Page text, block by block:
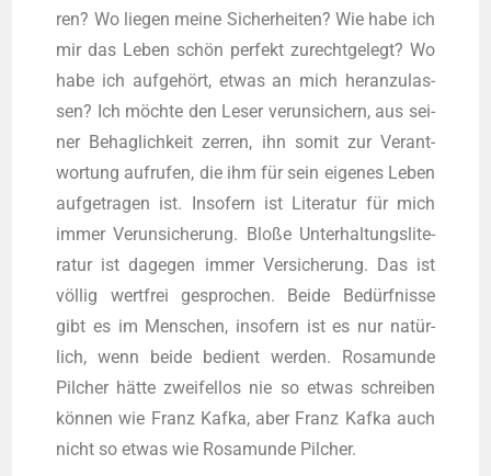
ren? Wo lie­gen mei­ne Sicher­hei­ten? Wie habe ich
mir das Leben schön per­fekt zurecht­ge­legt? Wo
habe ich auf­ge­hört, etwas an mich her­an­zu­las­
sen? Ich möch­te den Leser ver­un­si­chern, aus sei­
ner Behag­lich­keit zer­ren, ihn somit zur Ver­ant­
wor­tung auf­ru­fen, die ihm für sein eige­nes Leben
auf­ge­tra­gen ist. Inso­fern ist Lite­ra­tur für mich
immer Ver­un­si­che­rung. Blo­ße Unter­hal­tungs­li­te­
ra­tur ist dage­gen immer Ver­si­che­rung. Das ist
völ­lig wert­frei gespro­chen. Bei­de Bedürf­nis­se
gibt es im Men­schen, inso­fern ist es nur natür­
lich, wenn bei­de bedient wer­den. Rosa­mun­de
Pilcher hät­te zwei­fel­los nie so etwas schrei­ben
kön­nen wie Franz Kaf­ka, aber Franz Kaf­ka auch
nicht so etwas wie Rosa­mun­de Pilcher.